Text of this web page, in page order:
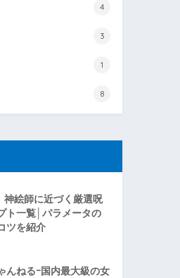
4
3
1
8
神絵師に近づく厳選呪
ト一覧│パラメータの
ツを紹介
んねるｰ国内最大級の女